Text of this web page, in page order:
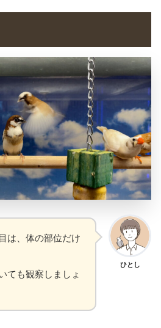
ひとし
は、体の部位だけ
ても観察しましょ